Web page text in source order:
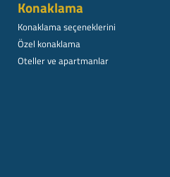
Konaklama
Konaklama seçeneklerini
Özel konaklama
Oteller ve apartmanlar